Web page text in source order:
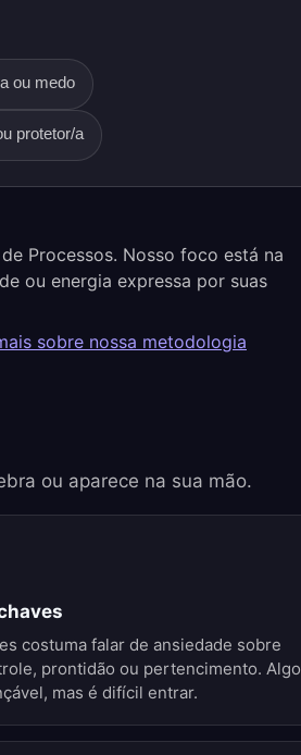
ou medo
protetor/a
Processos. Nosso foco está na
ou energia expressa por suas
sobre nossa metodologia
ou aparece na sua mão.
costuma falar de ansiedade sobre
prontidão ou pertencimento. Algo
mas é difícil entrar.